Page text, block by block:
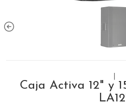
Caja Activa 12" y